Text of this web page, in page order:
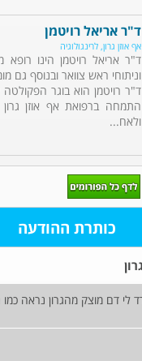
ד"ר אריאל רויטמן
אף אוזן גרון, לרינגולוגיה
ד"ר אריאל רויטמן הינו רופא
וניתוחי ראש צוואר ובנוסף גם
ד"ר רויטמן הוא בוגר
התמחה ברפואת אף אוזן
ולאח...
כותרת ההודעה
לי דם מוצק מהגרון נראה